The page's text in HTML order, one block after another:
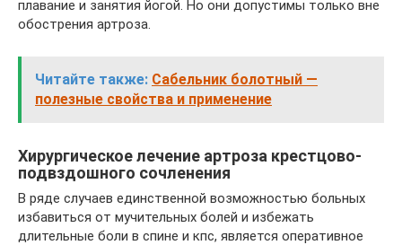
плавание и занятия йогой. Но они допустимы только вне
обострения артроза.
Читайте также: Сабельник болотный —
полезные свойства и применение
Хирургическое лечение артроза крестцово-
подвздошного сочленения
В ряде случаев единственной возможностью больных
избавиться от мучительных болей и избежать
длительные боли в спине и кпс, является оперативное